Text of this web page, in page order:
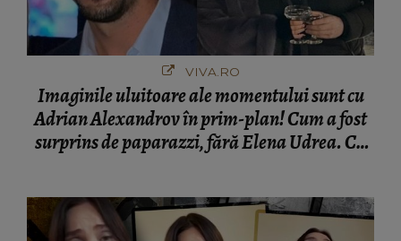
VIVA.RO
Imaginile uluitoare ale momentului sunt cu
Adrian Alexandrov în prim-plan! Cum a fost
surprins de paparazzi, fără Elena Udrea. Cu